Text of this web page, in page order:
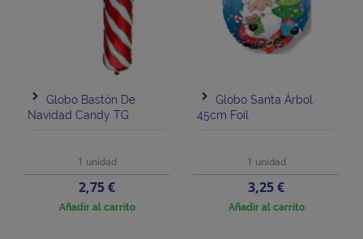
Globo Bastón De
Navidad Candy TG
1 unidad
Precio
2,75 €
Añadir al carrito
Globo Santa Árbol
45cm Foil
1 unidad
Precio
3,25 €
Añadir al carrito